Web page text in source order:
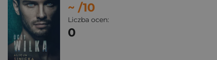
~ /10
Liczba ocen:
0